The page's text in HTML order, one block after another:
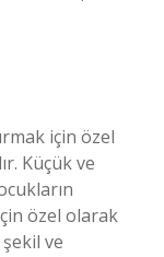
için özel
Küçük ve
özel olarak
ve